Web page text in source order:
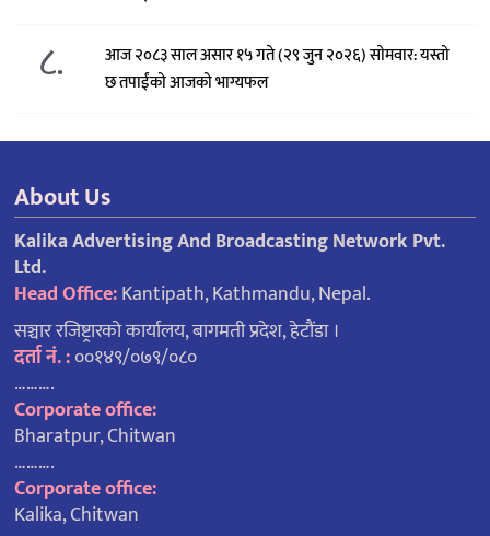
८.
आज २०८३ साल असार १५ गते (२९ जुन २०२६) साेमवार: यस्तो
छ तपाईंको आजको भाग्यफल
About Us
Kalika Advertising And Broadcasting Network Pvt.
Ltd.
Head Office:Kantipath, Kathmandu, Nepal.
सञ्चार रजिष्ट्रारको कार्यालय, बागमती प्रदेश, हेटौंडा ।
दर्ता नं. :००१४९/०७९/०८०
……….
Corporate office:
Bharatpur, Chitwan
……….
Corporate office:
Kalika, Chitwan